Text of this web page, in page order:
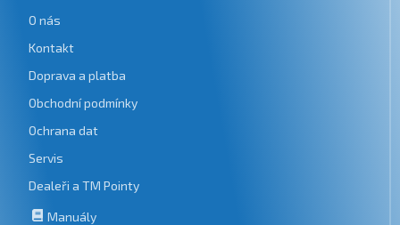
O nás
Kontakt
Doprava a platba
Obchodní podmínky
Ochrana dat
Servis
Dealeři a TM Pointy
Manuály